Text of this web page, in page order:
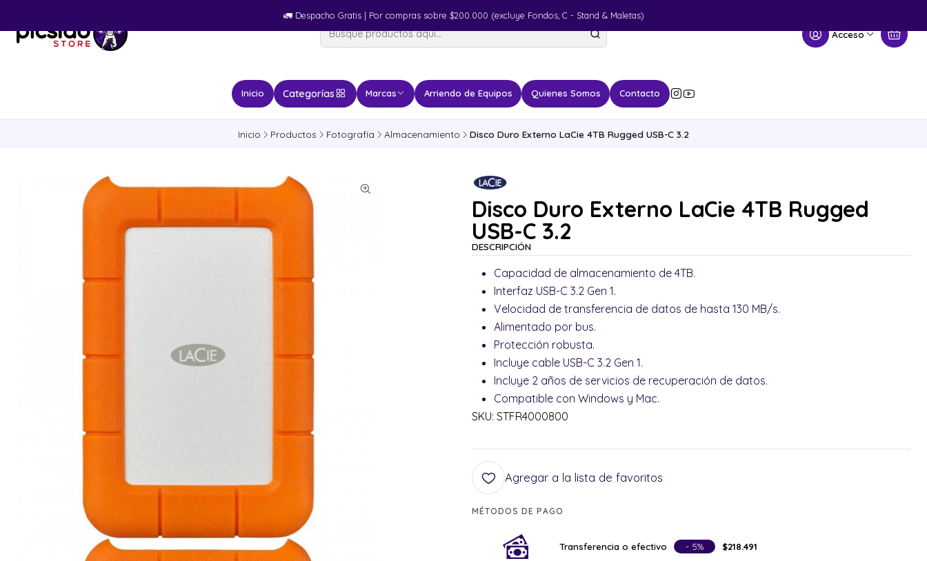
Acceso
Inicio Categorías Marcas Arriendo de Equipos Quienes Somos Contacto
🚛​ Despacho Gratis | Por compras sobre $200.000 (excluye Fondos, C - Stand & Maletas)
Inicio Productos Fotografía Almacenamiento Disco Duro Externo LaCie 4TB Rugged USB-C 3.2
Disco Duro Externo LaCie 4TB Rugged
USB-C 3.2
DESCRIPCIÓN
Capacidad de almacenamiento de 4TB.
Interfaz USB-C 3.2 Gen 1.
Velocidad de transferencia de datos de hasta 130 MB/s.
Alimentado por bus.
Protección robusta.
Incluye cable USB-C 3.2 Gen 1.
Incluye 2 años de servicios de recuperación de datos.
Compatible con Windows y Mac.
SKU: STFR4000800
Agregar a la lista de favoritos
MÉTODOS DE PAGO
Transferencia o efectivo - 5% $218.491